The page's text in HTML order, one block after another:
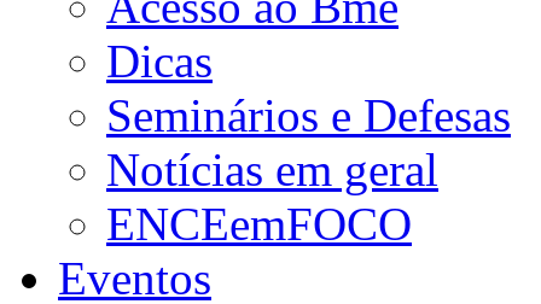
Dicas
Seminários e Defesas
Notícias em geral
ENCEemFOCO
Eventos